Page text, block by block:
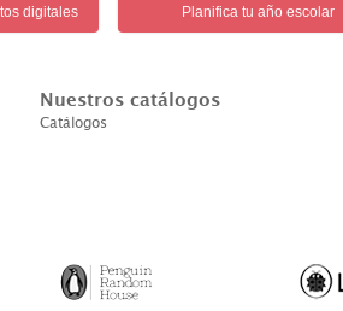
digitales Planifica tu año escolar
Nuestros catálogos
Catálogos